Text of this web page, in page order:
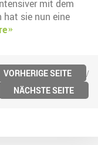
mit dem
hat sie nun eine
VORHERIGE SEITE
NÄCHSTE SEITE